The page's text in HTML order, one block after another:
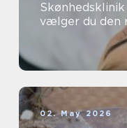
vælger du den
02. May 2026